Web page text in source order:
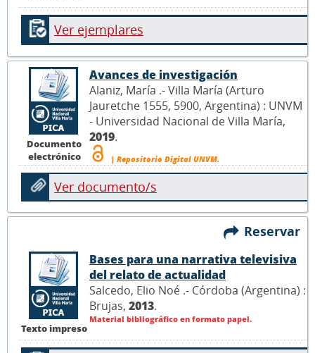
Ver ejemplares
Documento
electrónico
Avances de investigación
Alaniz, María .- Villa María (Arturo
Jauretche 1555, 5900, Argentina) : UNVM
- Universidad Nacional de Villa María,
2019.
| Repositorio Digital UNVM.
Ver documento/s
Reservar
Texto impreso
Bases para una narrativa televisiva
del relato de actualidad
Salcedo, Elio Noé .- Córdoba (Argentina) :
Brujas, 2013.
Material bibliográfico en formato papel.